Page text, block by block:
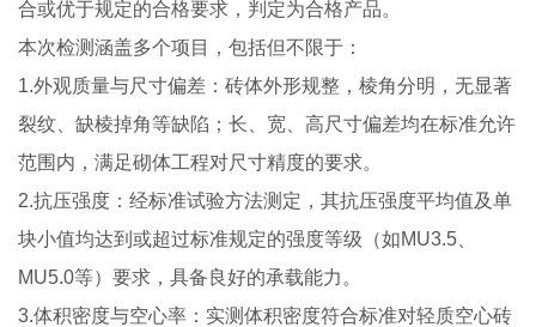
合或优于规定的合格要求，判定为合格产品。
本次检测涵盖多个项目，包括但不限于：
1.外观质量与尺寸偏差：砖体外形规整，棱角分明，无显著
裂纹、缺棱掉角等缺陷；长、宽、高尺寸偏差均在标准允许
范围内，满足砌体工程对尺寸精度的要求。
2.抗压强度：经标准试验方法测定，其抗压强度平均值及单
块小值均达到或超过标准规定的强度等级（如MU3.5、
MU5.0等）要求，具备良好的承载能力。
3.体积密度与空心率：实测体积密度符合标准对轻质空心砖